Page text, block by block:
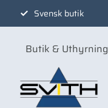
Svensk butik
Butik & Uthyrning